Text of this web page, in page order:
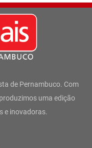
de Pernambuco. Com
uma edição
e inovadoras.